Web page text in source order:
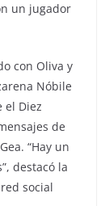
un jugador
con Oliva y
Nóbile
el Diez
de
“Hay un
destacó la
social